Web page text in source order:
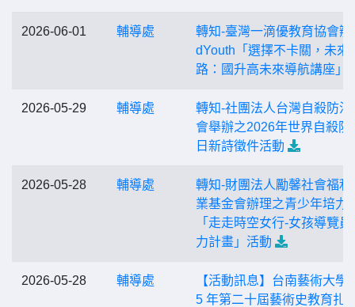
2026-06-01 輔導處
轉知-臺灣一滴優教育協會辦
dYouth「選擇不卡關，未來
路：國升高未來導航講座」
2026-05-29 輔導處
轉知-社團法人台灣自殺防治
會舉辦之2026年世界自殺防
日新詩徵件活動
2026-05-28 輔導處
轉知-財團法人勵馨社會福利
業基金會辦理之青少年培力
「走走時空女行-女孩導覽員
力計畫」活動
2026-05-28 輔導處
【活動訊息】台南藝術大學
5 年第二十屆藝術史教育扎